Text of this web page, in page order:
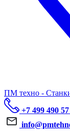
ПМ техно -
+7 499 490